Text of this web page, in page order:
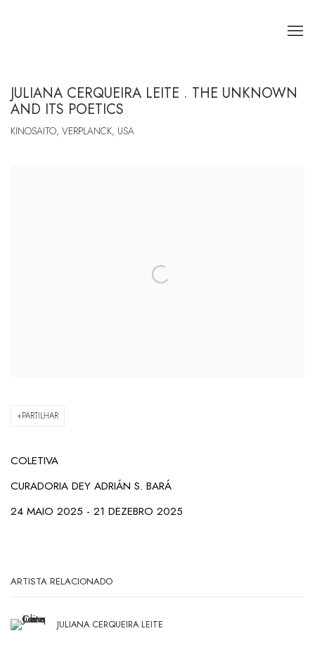
JULIANA CERQUEIRA LEITE . THE UNKNOWN
AND ITS POETICS
KINOSAITO, VERPLANCK, USA
PARTILHAR
COLETIVA
CURADORIA DEY ADRIÁN S. BARÁ
24 MAIO 2025 - 21 DEZEBRO 2025
ARTISTA RELACIONADO
JULIANA CERQUEIRA LEITE